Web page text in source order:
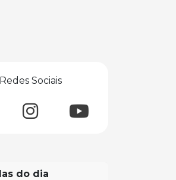
Redes Sociais
do dia